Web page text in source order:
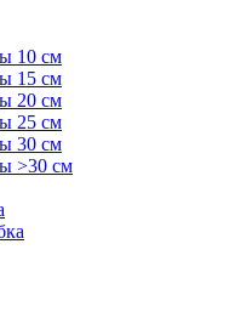
10 см
15 см
20 см
25 см
30 см
>30 см